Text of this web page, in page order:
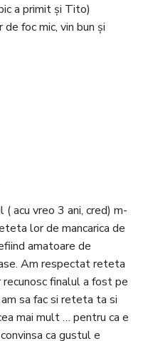
a primit și Tito)
de foc mic, vin bun și
( acu vreo 3 ani, cred) m-
lor de mancarica de
amatoare de
Am respectat reteta
finalul a fost pe
sa fac si reteta ta si
mai mult … pentru ca e
ca gustul e